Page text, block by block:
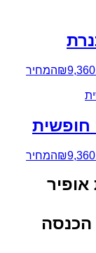
₪9,360
המחיר
חופשית
₪9,360
המחיר
הכנסה